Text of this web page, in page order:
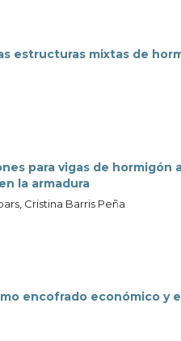
estructuras mixtas de
para vigas de hormigón
la armadura
Cristina Barris Peña
encofrado económico y